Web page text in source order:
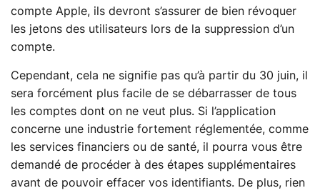
compte Apple, ils devront s’assurer de bien révoquer
les jetons des utilisateurs lors de la suppression d’un
compte.
Cependant, cela ne signifie pas qu’à partir du 30 juin, il
sera forcément plus facile de se débarrasser de tous
les comptes dont on ne veut plus. Si l’application
concerne une industrie fortement réglementée, comme
les services financiers ou de santé, il pourra vous être
demandé de procéder à des étapes supplémentaires
avant de pouvoir effacer vos identifiants. De plus, rien